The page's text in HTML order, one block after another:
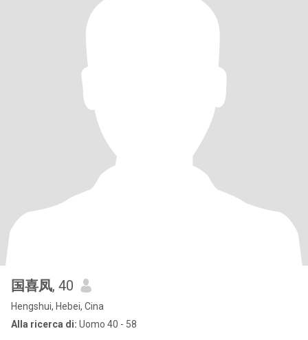
国喜凤, 40
Hengshui, Hebei, Cina
Alla ricerca di: Uomo 40 - 58